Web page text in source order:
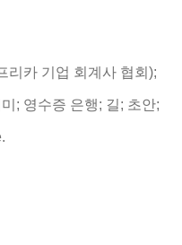
리카 기업 회계사 협회);
; 영수증 은행; 길; 초안;